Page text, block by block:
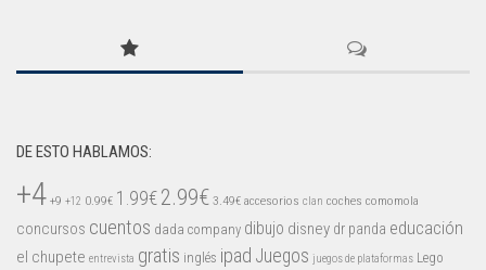
Pocoyó
Tinybop
DE ESTO HABLAMOS:
+4 +9 +12 0.99€ 1.99€ 2.99€ 3.49€ accesorios clan coches comomola
concursos cuentos dada company dibujo disney dr panda educación
el chupete entrevista gratis inglés ipad Juegos juegos de plataformas Lego